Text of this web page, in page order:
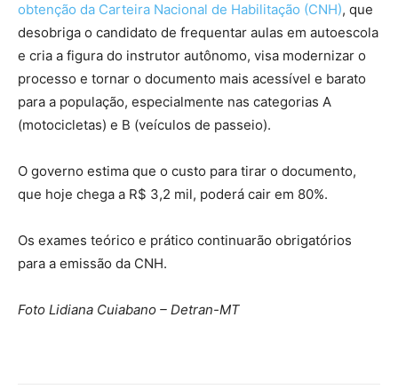
obtenção da Carteira Nacional de Habilitação (CNH), que
desobriga o candidato de frequentar aulas em autoescola
e cria a figura do instrutor autônomo, visa modernizar o
processo e tornar o documento mais acessível e barato
para a população, especialmente nas categorias A
(motocicletas) e B (veículos de passeio).
O governo estima que o custo para tirar o documento,
que hoje chega a R$ 3,2 mil, poderá cair em 80%.
Os exames teórico e prático continuarão obrigatórios
para a emissão da CNH.
Foto Lidiana Cuiabano – Detran-MT